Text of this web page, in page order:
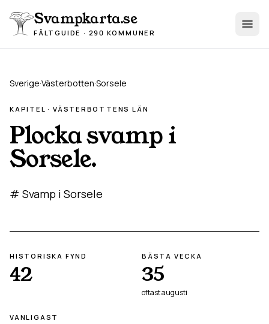
Svampkarta.se
FÄLTGUIDE · 290 KOMMUNER
Sverige·Västerbotten·Sorsele
KAPITEL · VÄSTERBOTTENS LÄN
Plocka svamp i
Sorsele.
# Svamp i Sorsele
HISTORISKA FYND
42
BÄSTA VECKA
35
oftastaugusti
VANLIGAST